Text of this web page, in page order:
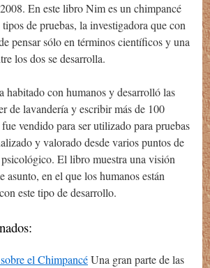
En este libro Nim es un chimpancé
de pruebas, la investigadora que con
pensar sólo en términos científicos y una
los dos se desarrolla.
habitado con humanos y desarrolló las
de lavandería y escribir más de 100
vendido para ser utilizado para pruebas
y valorado desde varios puntos de
El libro muestra una visión
asunto, en el que los humanos están
este tipo de desarrollo.
el ChimpancéUna gran parte de las